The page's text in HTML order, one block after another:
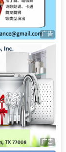
广告
广告